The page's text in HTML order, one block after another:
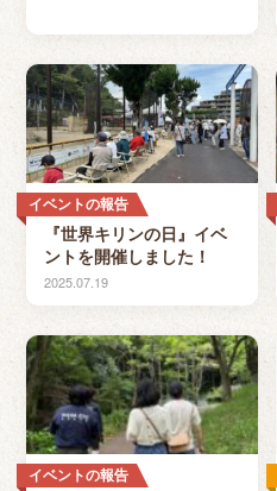
イベントの報告
『世界キリンの日』イベ
ントを開催しました！
2025.07.19
イベントの報告